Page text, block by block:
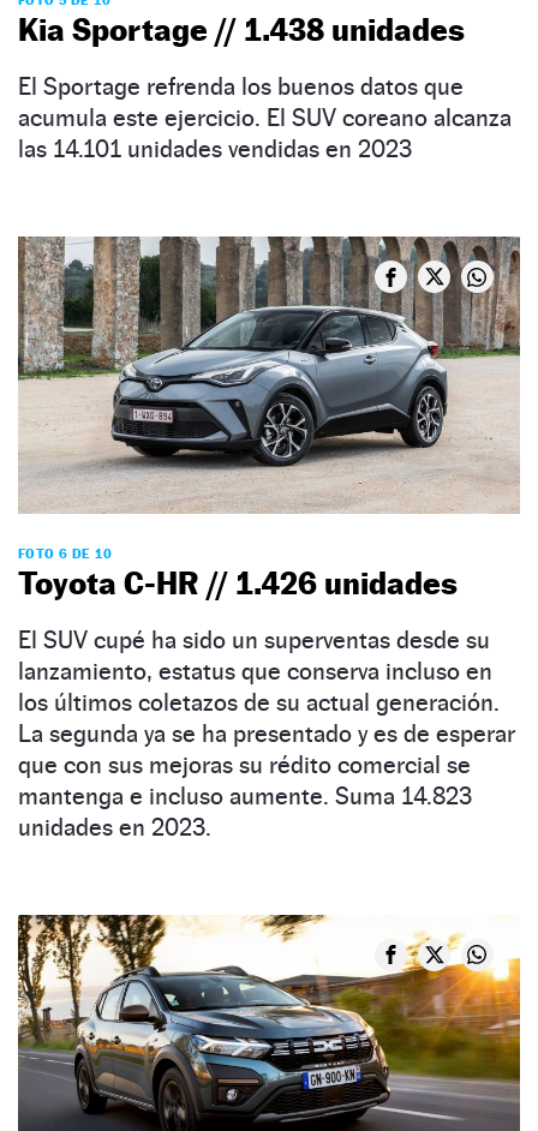
Kia Sportage // 1.438 unidades
El Sportage refrenda los buenos datos que
acumula este ejercicio. El SUV coreano alcanza
las 14.101 unidades vendidas en 2023
FOTO 6 DE 10
Toyota C-HR // 1.426 unidades
El SUV cupé ha sido un superventas desde su
lanzamiento, estatus que conserva incluso en
los últimos coletazos de su actual generación.
La segunda ya se ha presentado y es de esperar
que con sus mejoras su rédito comercial se
mantenga e incluso aumente. Suma 14.823
unidades en 2023.